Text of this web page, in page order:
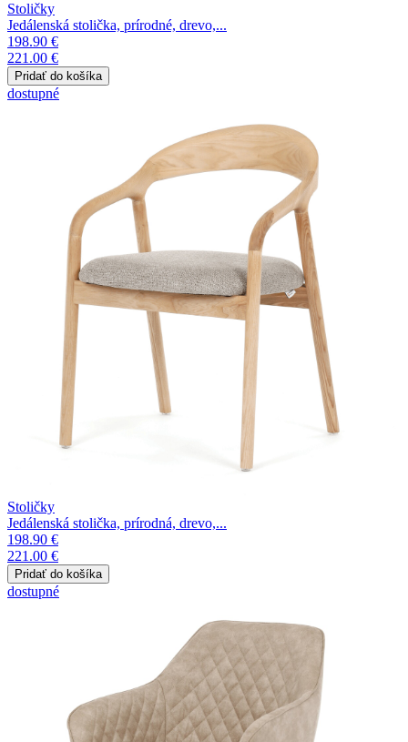
Stoličky
Jedálenská stolička, prírodné, drevo,...
198.90 €
221.00 €
dostupné
Stoličky
Jedálenská stolička, prírodná, drevo,...
198.90 €
221.00 €
dostupné